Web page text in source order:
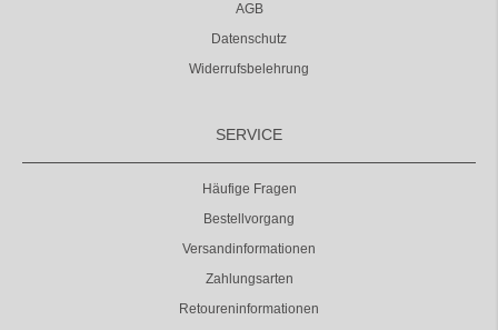
AGB
Datenschutz
Widerrufsbelehrung
SERVICE
Häufige Fragen
Bestellvorgang
Versandinformationen
Zahlungsarten
Retoureninformationen